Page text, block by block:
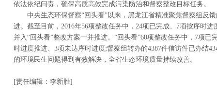
依法依纪问责，确保高质高效完成污染防治和督察整改目标任务。
中央生态环保督察“回头看”以来，黑龙江省精准聚焦督察组反
进。截至目前，2016年56项整改任务中，24项已完成、7项按序时
并入“回头看”整改方案一并推进。“回头看”60项整改任务中，7项已
时进度推进、3项未达序时进度;督察组转办的4387件信访件已办结
的环境民生问题得到有效解决，全省生态环境质量持续改善。
[责任编辑：李新胜]